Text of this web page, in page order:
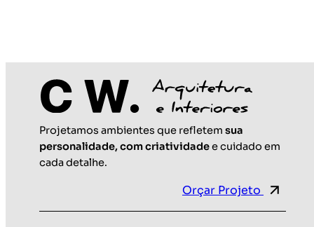
Maio 25, 2026
Projetamos ambientes que refletem sua
personalidade, com criatividadee cuidado em
cada detalhe.
Orçar Projeto